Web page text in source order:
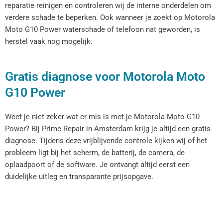
reparatie reinigen en controleren wij de interne onderdelen om
verdere schade te beperken. Ook wanneer je zoekt op Motorola
Moto G10 Power waterschade of telefoon nat geworden, is
herstel vaak nog mogelijk.
Gratis diagnose voor Motorola Moto
G10 Power
Weet je niet zeker wat er mis is met je Motorola Moto G10
Power? Bij Prime Repair in Amsterdam krijg je altijd een gratis
diagnose. Tijdens deze vrijblijvende controle kijken wij of het
probleem ligt bij het scherm, de batterij, de camera, de
oplaadpoort of de software. Je ontvangt altijd eerst een
duidelijke uitleg en transparante prijsopgave.